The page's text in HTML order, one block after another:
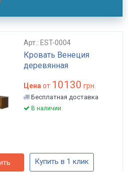
Арт.: EST-0004
Кровать Венеция
деревянная
Цена от 10130 грн.
Бесплатная доставка
В наличии
Купить в 1 клик